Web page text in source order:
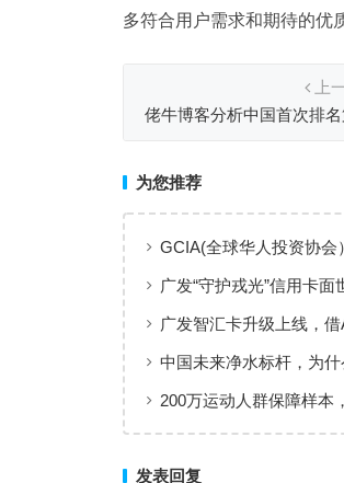
多符合用户需求和期待的优
上
佬牛博客分析中国首次排
为您推荐
GCIA(全球华人投资协会
交流赋能从业者共同成长
广发“守护戎光”信用卡面
广发智汇卡升级上线，
线
中国未来净水标杆，为什
200万运动人群保障样本
发表回复